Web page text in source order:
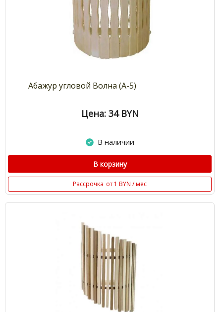
Абажур угловой Волна (А-5)
Цена: 34 BYN
В наличии
В корзину
Рассрочка от 1 BYN / мес